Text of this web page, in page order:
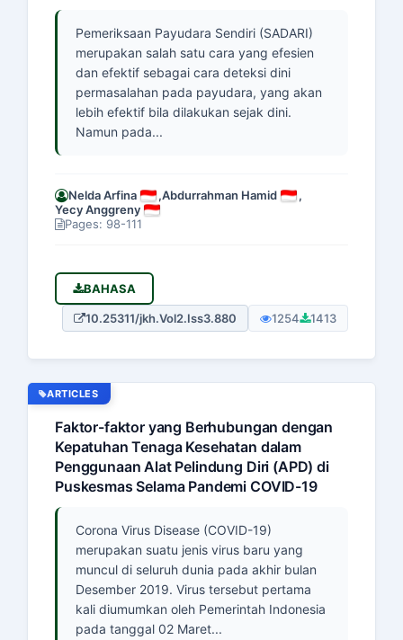
Pemeriksaan Payudara Sendiri (SADARI)
merupakan salah satu cara yang efesien
dan efektif sebagai cara deteksi dini
permasalahan pada payudara, yang akan
lebih efektif bila dilakukan sejak dini.
Namun pada...
Nelda Arfina ,Abdurrahman Hamid
,
Yecy Anggreny
Pages: 98-111
BAHASA
10.25311/jkh.Vol2.Iss3.880 1254 1413
ARTICLES
Faktor-faktor yang Berhubungan dengan
Kepatuhan Tenaga Kesehatan dalam
Penggunaan Alat Pelindung Diri (APD) di
Puskesmas Selama Pandemi COVID-19
Corona Virus Disease (COVID-19)
merupakan suatu jenis virus baru yang
muncul di seluruh dunia pada akhir bulan
Desember 2019. Virus tersebut pertama
kali diumumkan oleh Pemerintah Indonesia
pada tanggal 02 Maret...